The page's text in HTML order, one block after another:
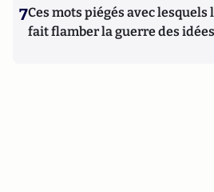
7Ces mots piégés avec lesquels
fait flamber la guerre des idées